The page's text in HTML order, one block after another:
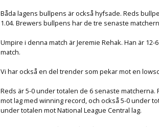
Båda lagens bullpens är också hyfsade. Reds
1.04. Brewers bullpens har de tre senaste
Umpire i denna match är Jeremie Rehak. Han är
match.
Vi har också en del trender som pekar mot en
Reds är 5-0 under totalen de 6 senaste
mot lag med winning record, och också 5-0 under
under totalen mot National League Central lag.